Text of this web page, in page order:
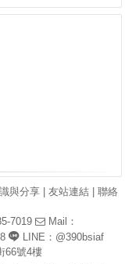
與分享 友站連結
聯絡
7019
Mail：
LINE：@390bsiaf
66號4樓